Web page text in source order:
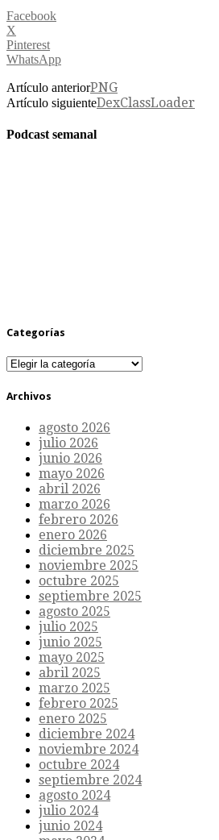
Facebook
X
Pinterest
WhatsApp
Artículo anteriorPNG
Artículo siguienteDexClassLoader
Podcast semanal
Categorías
Categorías
Archivos
agosto 2026
julio 2026
junio 2026
mayo 2026
abril 2026
marzo 2026
febrero 2026
enero 2026
diciembre 2025
noviembre 2025
octubre 2025
septiembre 2025
agosto 2025
julio 2025
junio 2025
mayo 2025
abril 2025
marzo 2025
febrero 2025
enero 2025
diciembre 2024
noviembre 2024
octubre 2024
septiembre 2024
agosto 2024
julio 2024
junio 2024